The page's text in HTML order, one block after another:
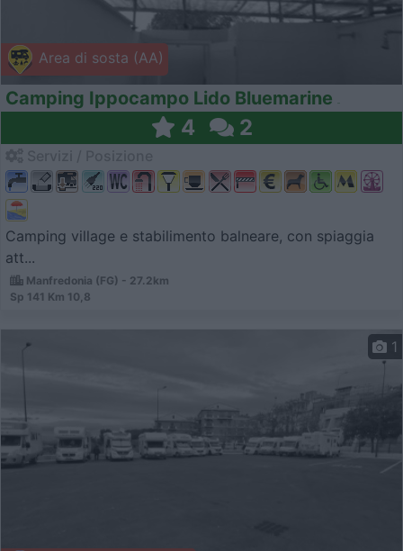
Area di sosta (AA)
Camping Ippocampo Lido Bluemarine
4 2
Camping village e stabilimento balneare, con spiaggia
att...
Manfredonia (FG) - 27.2km
Sp 141 Km 10,8
1